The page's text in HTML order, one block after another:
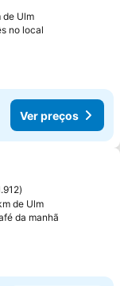
de Ulm
no local
Ver preços
favoritos
de Ulm
da manhã